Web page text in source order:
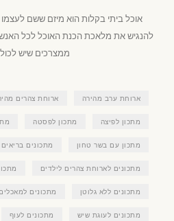
אוכל ביתי בקלות הוא מיזם ששם
להנגיש את מלאכת הכנת האוכל לכל
ממצרכים שיש
ארוחת ערב מהירה ארוחת צהרים
מתכון לפיצה מתכון לפסטה
מתכון עם בשר טחון מתכונים בריאים
מתכונים לארוחת צהרים לילדים
מתכונים ללא גלוטן מתכונים
מתכונים לעוגת שיש מתכונים לעוף